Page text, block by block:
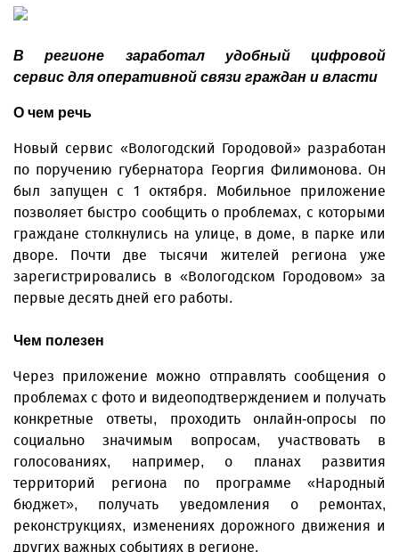
В регионе заработал удобный цифровой
сервис для оперативной связи граждан и власти
О чем речь
Новый сервис «Вологодский Городовой» разработан
по поручению губернатора Георгия Филимонова. Он
был запущен с 1 октября. Мобильное приложение
позволяет быстро сообщить о проблемах, с которыми
граждане столкнулись на улице, в доме, в парке или
дворе. Почти две тысячи жителей региона уже
зарегистрировались в «Вологодском Городовом» за
первые десять дней его работы.
Чем полезен
Через приложение можно отправлять сообщения о
проблемах с фото и видеоподтверждением и получать
конкретные ответы, проходить онлайн-опросы по
социально значимым вопросам, участвовать в
голосованиях, например, о планах развития
территорий региона по программе «Народный
бюджет», получать уведомления о ремонтах,
реконструкциях, изменениях дорожного движения и
других важных событиях в регионе.